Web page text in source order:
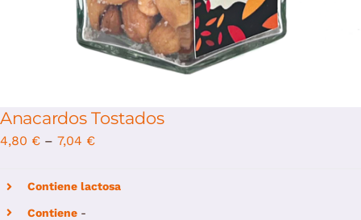
Anacardos Tostados
4,80 € – 7,04 €
Contiene lactosa
Contiene -